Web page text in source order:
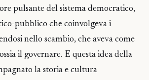
pulsante del sistema democratico,
pubblico che coinvolgeva i
nello scambio, che aveva come
il governare. E questa idea della
la storia e cultura